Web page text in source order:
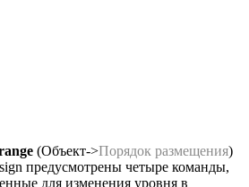
(Объект->Порядок размещения)
предусмотрены четыре команды,
для изменения уровня в